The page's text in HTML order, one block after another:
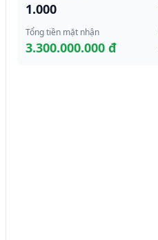
1.000
Tổng tiền mặt nhận
3.300.000.000 đ